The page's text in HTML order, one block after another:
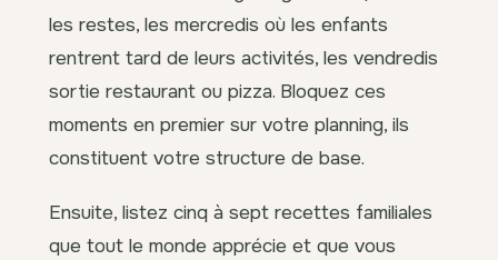
les restes, les mercredis où les enfants
rentrent tard de leurs activités, les vendredis
sortie restaurant ou pizza. Bloquez ces
moments en premier sur votre planning, ils
constituent votre structure de base.
Ensuite, listez cinq à sept recettes familiales
que tout le monde apprécie et que vous